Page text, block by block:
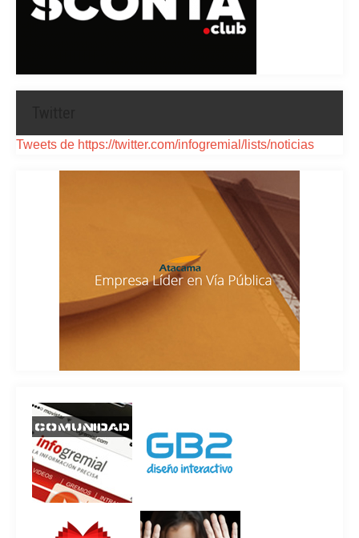
Tweets de https://twitter.com/infogremial/lists/noticias